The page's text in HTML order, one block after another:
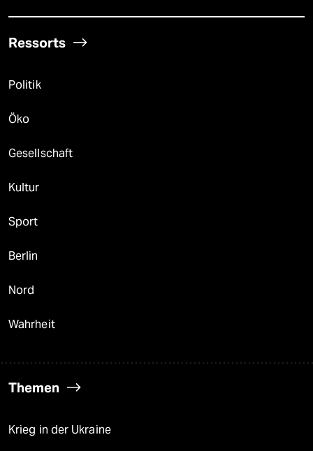
Ressorts
Politik
Öko
Gesellschaft
Kultur
Sport
Berlin
Nord
Wahrheit
Themen
Krieg in der Ukraine